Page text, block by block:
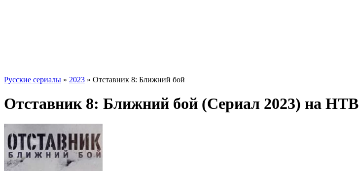
Русские сериалы » 2023 » Отставник 8: Ближний бой
Отставник 8: Ближний бой (Сериал 2023) на НТВ